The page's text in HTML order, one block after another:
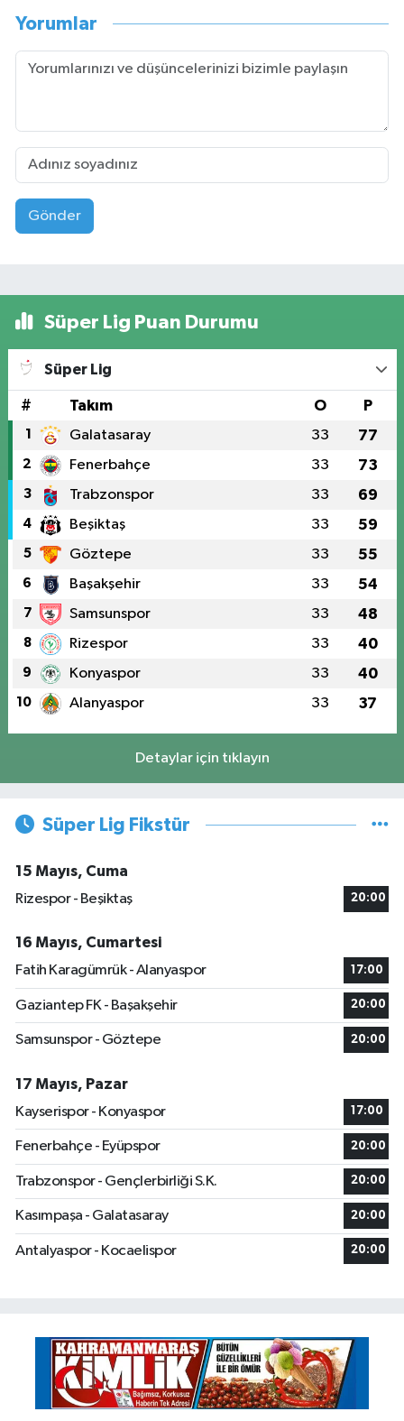
Yorumlar
Gönder
Süper Lig Puan Durumu
Süper Lig
# Takım O P
1 Galatasaray 33 77
2 Fenerbahçe 33 73
3 Trabzonspor 33 69
4 Beşiktaş 33 59
5 Göztepe 33 55
6 Başakşehir 33 54
7 Samsunspor 33 48
8 Rizespor 33 40
9 Konyaspor 33 40
10 Alanyaspor 33 37
Detaylar için tıklayın
Süper Lig Fikstür
15 Mayıs, Cuma
Rizespor - Beşiktaş
20:00
16 Mayıs, Cumartesi
Fatih Karagümrük - Alanyaspor
17:00
Gaziantep FK - Başakşehir 20:00
Samsunspor - Göztepe 20:00
17 Mayıs, Pazar
Kayserispor - Konyaspor
17:00
Fenerbahçe - Eyüpspor 20:00
Trabzonspor - Gençlerbirliği S.K. 20:00
Kasımpaşa - Galatasaray 20:00
Antalyaspor - Kocaelispor 20:00